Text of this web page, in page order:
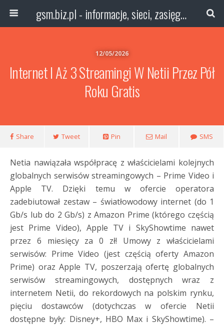
gsm.biz.pl - informacje, sieci, zasięg technologie
12/05/2026
Internet I Aż 3 Streamingi W Netii Przez Pół
Roku Gratis
Share Tweet Pin Mail SMS
Netia nawiązała współpracę z właścicielami kolejnych
globalnych serwisów streamingowych – Prime Video i
Apple TV. Dzięki temu w ofercie operatora
zadebiutował zestaw – światłowodowy internet (do 1
Gb/s lub do 2 Gb/s) z Amazon Prime (którego częścią
jest Prime Video), Apple TV i SkyShowtime nawet
przez 6 miesięcy za 0 zł! Umowy z właścicielami
serwisów: Prime Video (jest częścią oferty Amazon
Prime) oraz Apple TV, poszerzają ofertę globalnych
serwisów streamingowych, dostępnych wraz z
internetem Netii, do rekordowych na polskim rynku,
pięciu dostawców (dotychczas w ofercie Netii
dostępne były: Disney+, HBO Max i SkyShowtime). –